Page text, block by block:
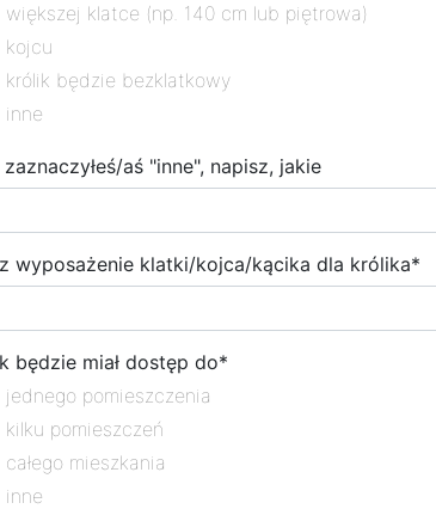
większej klatce (np. 140 cm lub piętrowa)
kojcu
królik będzie bezklatkowy
inne
aś "inne", napisz, jakie
wyposażenie klatki/kojca/kącika dla królika*
będzie miał dostęp do*
jednego pomieszczenia
kilku pomieszczeń
całego mieszkania
inne